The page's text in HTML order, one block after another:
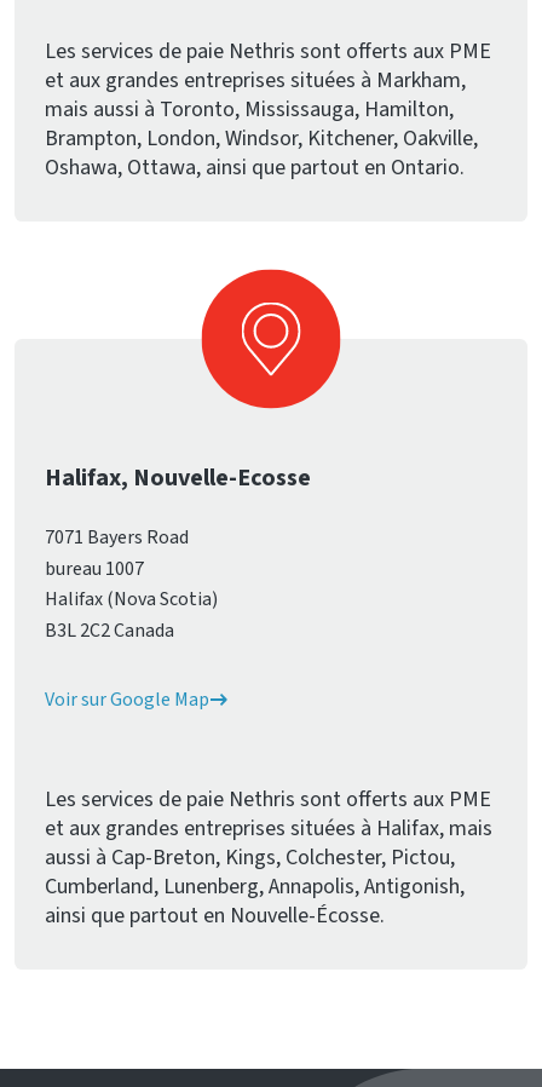
Les services de paie Nethris sont offerts aux PME
et aux grandes entreprises situées à Markham,
mais aussi à Toronto, Mississauga, Hamilton,
Brampton, London, Windsor, Kitchener, Oakville,
Oshawa, Ottawa, ainsi que partout en Ontario.
Halifax, Nouvelle-Ecosse
7071 Bayers Road
bureau 1007
Halifax (Nova Scotia)
B3L 2C2 Canada
Voir sur Google Map
Les services de paie Nethris sont offerts aux PME
et aux grandes entreprises situées à Halifax, mais
aussi à Cap-Breton, Kings, Colchester, Pictou,
Cumberland, Lunenberg, Annapolis, Antigonish,
ainsi que partout en Nouvelle-Écosse.